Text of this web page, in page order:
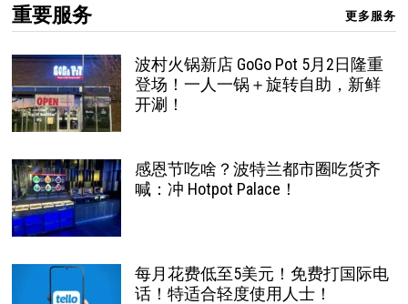
重要服务 更多服务
波村火锅新店 GoGo Pot 5月2日隆重
登场！一人一锅＋旋转自助，新鲜
开涮！
感恩节吃啥？波特兰都市圈吃货齐
喊：冲 Hotpot Palace！
每月花费低至5美元！免费打国际电
话！特适合轻度使用人士！